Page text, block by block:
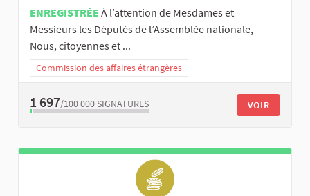
ENREGISTRÉE À l’attention de Mesdames et
Messieurs les Députés de l’Assemblée nationale,
Nous, citoyennes et ...
Commission des affaires étrangères
1 697/100 000 SIGNATURES VOIR